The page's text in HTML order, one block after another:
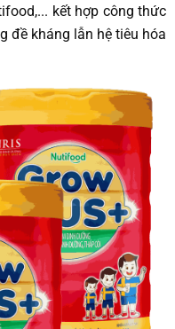
kết hợp công thức
đề kháng lẫn hệ tiêu hóa